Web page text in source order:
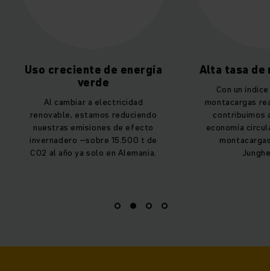
Alta tasa de reutilización
Con un índice del 94% por
montacargas reacondicionados,
contribuimos al máximo a la
economía circular con nuestros
montacargas de ocasión
Jungheinrich.
Para crear
nos